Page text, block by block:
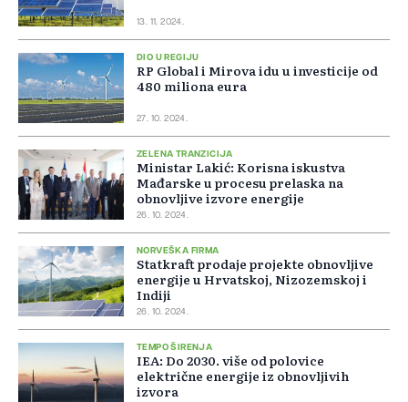
13. 11. 2024.
DIO U REGIJU
RP Global i Mirova idu u investicije od
480 miliona eura
27. 10. 2024.
ZELENA TRANZICIJA
Ministar Lakić: Korisna iskustva
Mađarske u procesu prelaska na
obnovljive izvore energije
26. 10. 2024.
NORVEŠKA FIRMA
Statkraft prodaje projekte obnovljive
energije u Hrvatskoj, Nizozemskoj i
Indiji
26. 10. 2024.
TEMPO ŠIRENJA
IEA: Do 2030. više od polovice
električne energije iz obnovljivih
izvora